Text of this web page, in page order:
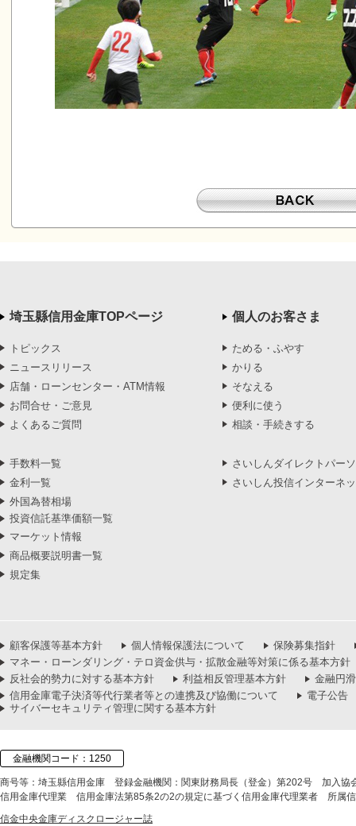
埼玉縣信用金庫TOPページ
トピックス
ニュースリリース
店舗・ローンセンター・ATM情報
お問合せ・ご意見
よくあるご質問
手数料一覧
金利一覧
外国為替相場
投資信託基準価額一覧
マーケット情報
商品概要説明書一覧
規定集
個人のお客さま
ためる・ふやす
かりる
そなえる
便利に使う
相談・手続きする
さいしんダイレクトパー
さいしん投信インターネ
顧客保護等基本方針 個人情報保護法について
保険募集指針
マネー・ローンダリング・テロ資金供与・拡散金融等対策に係る基本方針
反社会的勢力に対する基本方針
利益相反管理基本方針
金融円
信用金庫電子決済等代行業者等との連携及び協働について
電子公告
サイバーセキュリティ管理に関する基本方針
金融機関コード：1250
商号等：埼玉縣信用金庫 登録金融機関：関東財務局長（登金）第202号 加入協
信用金庫代理業 信用金庫法第85条2の2の規定に基づく信用金庫代理業者 所属
信金中央金庫ディスクロージャー誌